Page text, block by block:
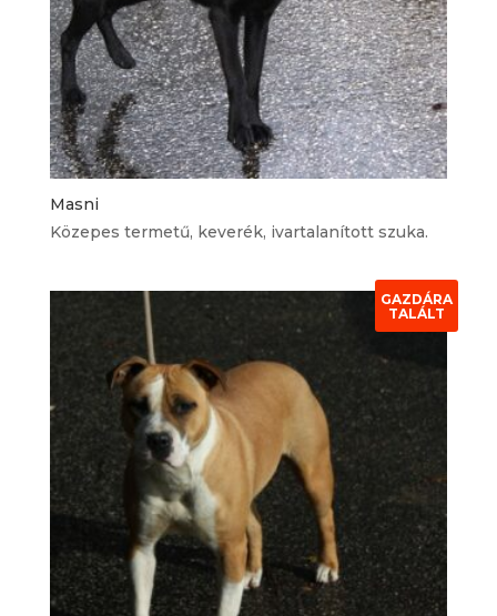
Masni
Közepes termetű, keverék, ivartalanított szuka.
GAZDÁRA
TALÁLT